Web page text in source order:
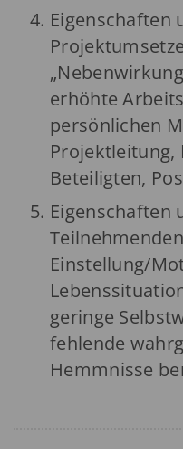
Eigenschaften
erhöhte
persönlichen
Projektleitung,
Beteiligten,
Eigenschaften
Einstellung/
geringe
fehlende
Hemmnisse